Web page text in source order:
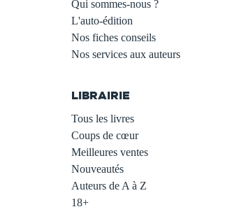
Qui sommes-nous ?
L'auto-édition
Nos fiches conseils
Nos services aux auteurs
LIBRAIRIE
Tous les livres
Coups de cœur
Meilleures ventes
Nouveautés
Auteurs de A à Z
18+